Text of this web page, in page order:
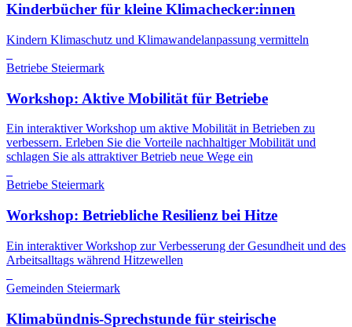
Kinderbücher für kleine Klimachecker:innen
Kindern Klimaschutz und Klimawandelanpassung vermitteln
Betriebe Steiermark
Workshop: Aktive Mobilität für Betriebe
Ein interaktiver Workshop um aktive Mobilität in Betrieben zu
verbessern. Erleben Sie die Vorteile nachhaltiger Mobilität und
schlagen Sie als attraktiver Betrieb neue Wege ein
Betriebe Steiermark
Workshop: Betriebliche Resilienz bei Hitze
Ein interaktiver Workshop zur Verbesserung der Gesundheit und des
Arbeitsalltags während Hitzewellen
Gemeinden Steiermark
Klimabündnis-Sprechstunde für steirische